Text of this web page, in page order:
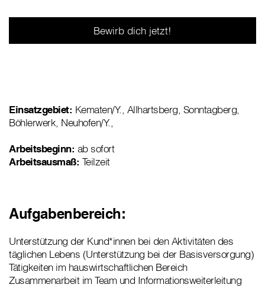
Bewirb dich jetzt!
Einsatzgebiet: Kematen/Y., Allhartsberg, Sonntagberg,
Böhlerwerk, Neuhofen/Y.,
Arbeitsbeginn: ab sofort
Arbeitsausmaß: Teilzeit
Aufgabenbereich:
Unterstützung der Kund*innen bei den Aktivitäten des
täglichen Lebens (Unterstützung bei der Basisversorgung)
Tätigkeiten im hauswirtschaftlichen Bereich
Zusammenarbeit im Team und Informationsweiterleitung